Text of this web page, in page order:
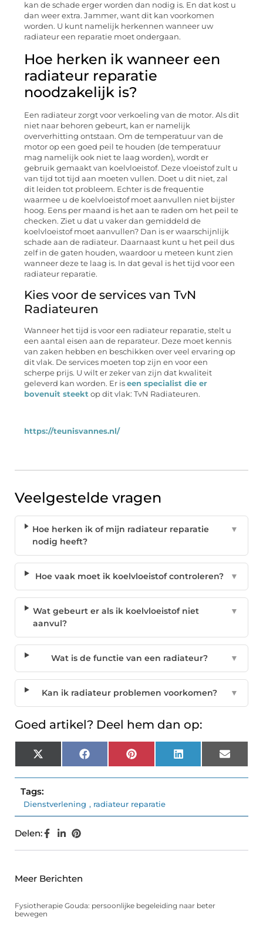
kan de schade erger worden dan nodig is. En dat kost u
dan weer extra. Jammer, want dit kan voorkomen
worden. U kunt namelijk herkennen wanneer uw
radiateur een reparatie moet ondergaan.
Hoe herken ik wanneer een
radiateur reparatie
noodzakelijk is?
Een radiateur zorgt voor verkoeling van de motor. Als dit
niet naar behoren gebeurt, kan er namelijk
oververhitting ontstaan. Om de temperatuur van de
motor op een goed peil te houden (de temperatuur
mag namelijk ook niet te laag worden), wordt er
gebruik gemaakt van koelvloeistof. Deze vloeistof zult u
van tijd tot tijd aan moeten vullen. Doet u dit niet, zal
dit leiden tot probleem. Echter is de frequentie
waarmee u de koelvloeistof moet aanvullen niet bijster
hoog. Eens per maand is het aan te raden om het peil te
checken. Ziet u dat u vaker dan gemiddeld de
koelvloeistof moet aanvullen? Dan is er waarschijnlijk
schade aan de radiateur. Daarnaast kunt u het peil dus
zelf in de gaten houden, waardoor u meteen kunt zien
wanneer deze te laag is. In dat geval is het tijd voor een
radiateur reparatie.
Kies voor de services van TvN
Radiateuren
Wanneer het tijd is voor een radiateur reparatie, stelt u
een aantal eisen aan de reparateur. Deze moet kennis
van zaken hebben en beschikken over veel ervaring op
dit vlak. De services moeten top zijn en voor een
scherpe prijs. U wilt er zeker van zijn dat kwaliteit
geleverd kan worden. Er is een specialist die er
bovenuit steekt op dit vlak: TvN Radiateuren.
https://teunisvannes.nl/
Veelgestelde vragen
Hoe herken ik of mijn radiateur reparatie
nodig heeft?
▼
Hoe vaak moet ik koelvloeistof controleren? ▼
Wat gebeurt er als ik koelvloeistof niet
aanvul?
▼
Wat is de functie van een radiateur? ▼
Kan ik radiateur problemen voorkomen? ▼
Goed artikel? Deel hem dan op:
X
(Twitter)
Facebook Pinterest LinkedIn Email
Tags:
Dienstverlening , radiateur reparatie
Delen:
Meer Berichten
Fysiotherapie Gouda: persoonlijke begeleiding naar beter
bewegen